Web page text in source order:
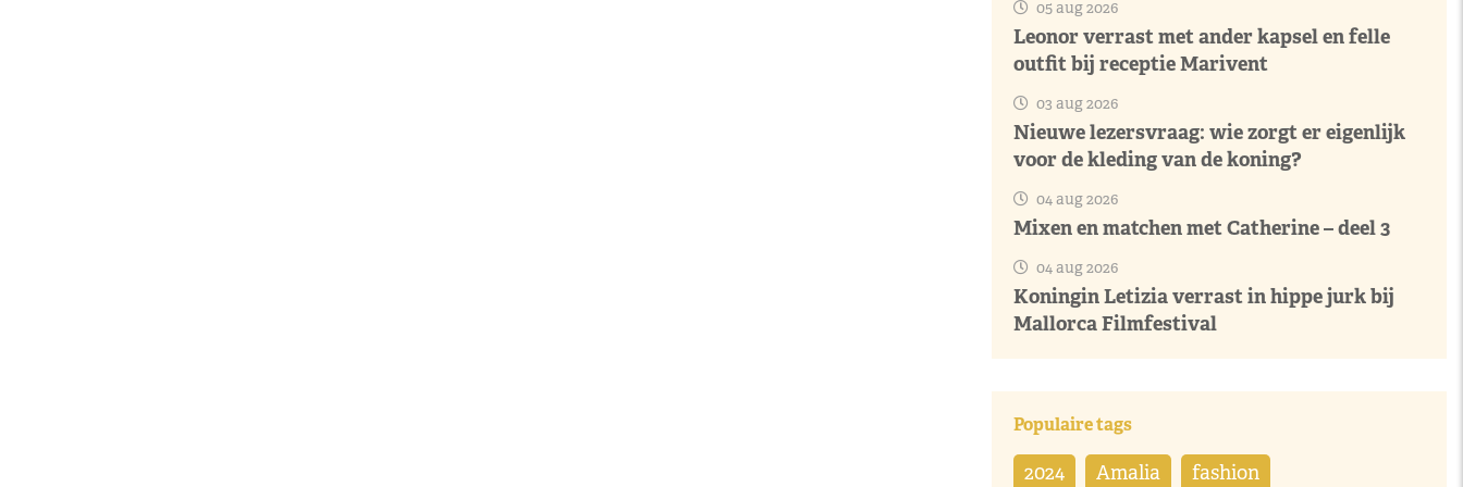
05 aug 2026
Leonor verrast met ander kapsel en felle
outfit bij receptie Marivent
03 aug 2026
Nieuwe lezersvraag: wie zorgt er eigenlijk
voor de kleding van de koning?
04 aug 2026
Mixen en matchen met Catherine – deel 3
04 aug 2026
Koningin Letizia verrast in hippe jurk bij
Mallorca Filmfestival
Populaire tags
2024 Amalia fashion